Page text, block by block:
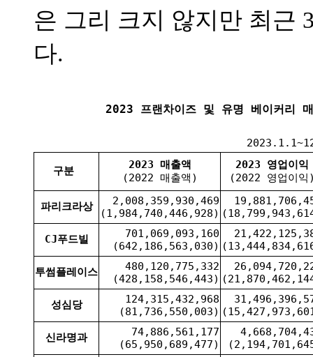
은 그리 크지 않지만 최근
다.
2023 프랜차이즈 및 유명 베이커리
구분
2023 매출액
(2022 매출액)
2023 영업이익
(2022 영업이익
파리크라상
2,008,359,930,469
(1,984,740,446,928)
CJ푸드빌
701,069,093,160
(642,186,563,030)
투썸플레이스
480,120,775,332
(428,158,546,443)
성심당
124,315,432,968
(81,736,550,003)
신라명과
74,886,561,177
(65,950,689,477)